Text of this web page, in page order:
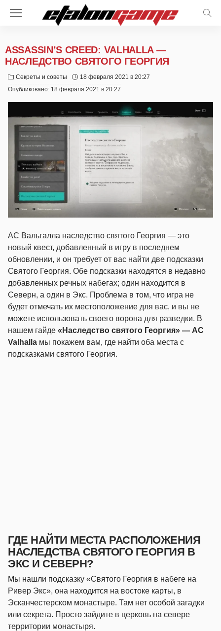
ASSASSIN’S CREED: VALHALLA —
НАСЛЕДСТВО СВЯТОГО ГЕОРГИЯ
Секреты и советы
18 февраля 2021 в 20:27
Опубликовано: 18 февраля 2021 в 20:27
AC Вальгалла наследство святого Георгия — это
новый квест, добавленный в игру в последнем
обновлении, и он требует от вас найти две подсказки
Святого Георгия. Обе подсказки находятся в недавно
добавленных речных набегах; один находится в
Северн, а один в Экс. Проблема в том, что игра не
будет отмечать их местоположение для вас, и вы не
можете использовать своего ворона для разведки. В
нашем гайде «Наследство святого Георгия» — AC
Valhalla мы покажем вам, где найти оба места с
подсказками святого Георгия.
ГДЕ НАЙТИ МЕСТА РАСПОЛОЖЕНИЯ
НАСЛЕДСТВА СВЯТОГО ГЕОРГИЯ В
ЭКС И СЕВЕРН?
Мы нашли подсказку «Святого Георгия в набеге на
Ривер Экс», она находится на востоке карты, в
Эсканчестерском монастыре. Там нет особой загадки
или секрета. Просто зайдите в церковь на севере
территории монастыря.